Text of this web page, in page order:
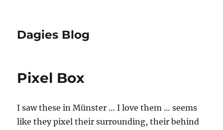
Dagies Blog
Pixel Box
I saw these in Münster … I love them … seems
like they pixel their surrounding, their behind